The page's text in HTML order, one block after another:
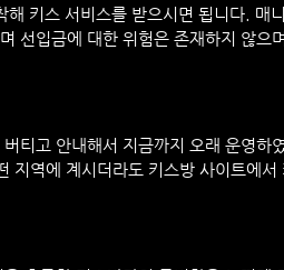
키스 서비스를 받으시면 됩니다. 매
선입금에 대한 위험은 존재하지 않으
티고 안내해서 지금까지 오래 운영하
역에 계시더라도 키스방 사이트에서